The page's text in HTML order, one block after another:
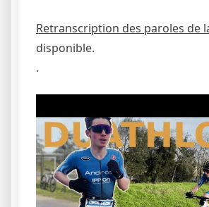
Retranscription des paroles de
disponible.
.